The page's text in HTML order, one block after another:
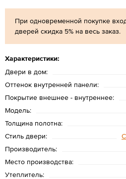
При одновременной покупке
дверей скидка 5% на весь заказ.
Характеристики:
Двери в дом:
Оттенок внутренней панели:
Покрытие внешнее - внутреннее:
Модель:
Толщина полотна:
Стиль двери:
Производитель:
Место производства:
Утеплитель: